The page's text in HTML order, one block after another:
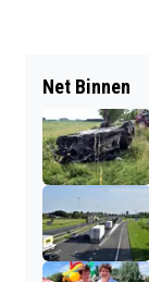
Net Binnen